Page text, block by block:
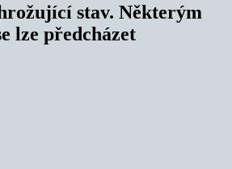
stav. Některým
lze předcházet